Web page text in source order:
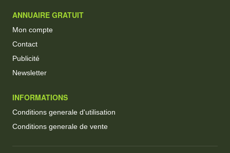
ANNUAIRE GRATUIT
Mon compte
Contact
Publicité
Newsletter
INFORMATIONS
Conditions generale d'utilisation
Conditions generale de vente